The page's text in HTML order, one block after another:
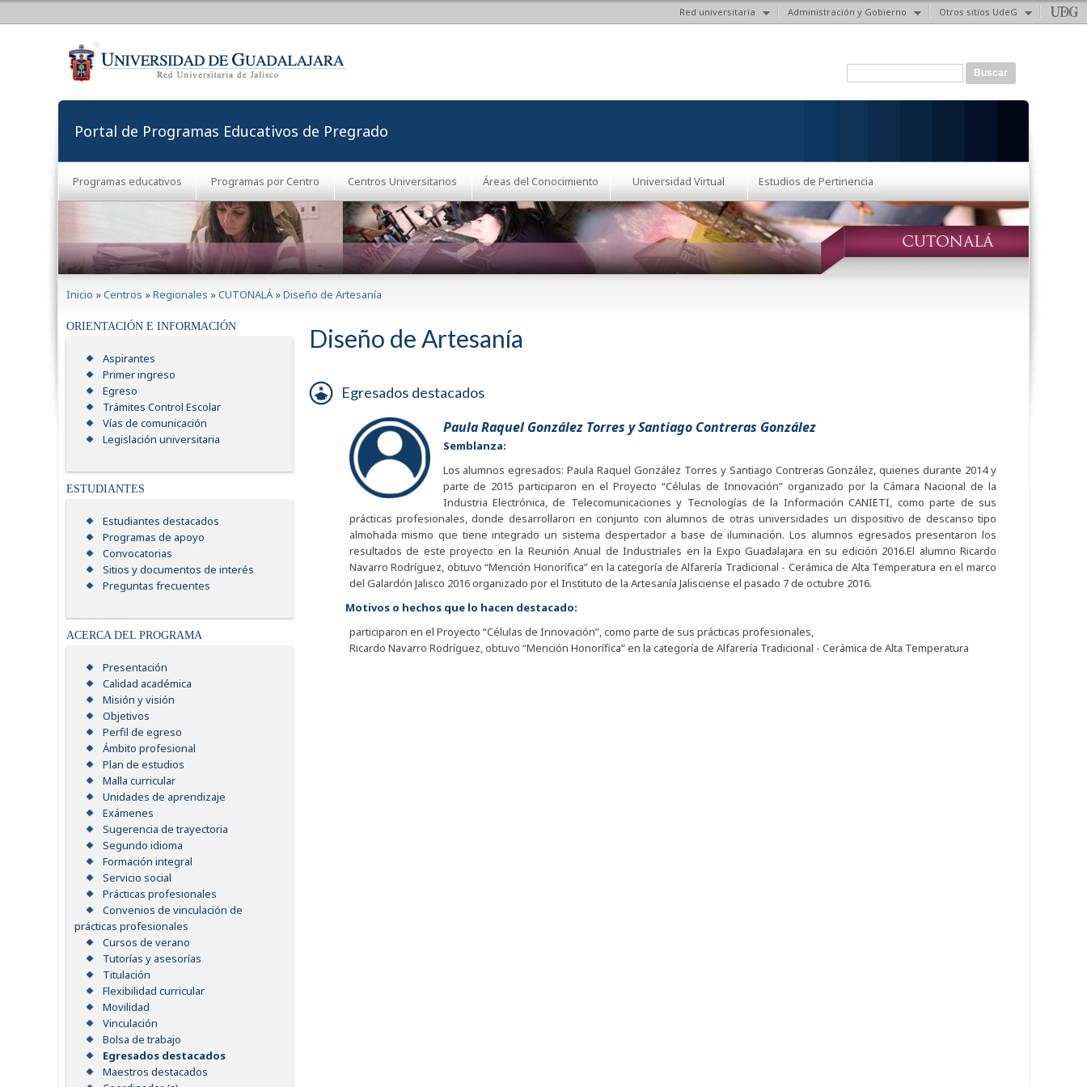
Red universitaria Administración y Gobierno Otros sitios UdeG
Formulario de búsqueda
Portal de Programas Educativos de Pregrado
Programas educativos Programas por Centro Centros Universitarios Áreas del Conocimiento Universidad Virtual Estudios de Pertinencia
Inicio »Centros »Regionales »CUTONALÁ »Diseño de Artesanía
ORIENTACIÓN E INFORMACIÓN
Aspirantes
Primer ingreso
Egreso
Trámites Control Escolar
Vías de comunicación
Legislación universitaria
ESTUDIANTES
Estudiantes destacados
Programas de apoyo
Convocatorias
Sitios y documentos de interés
Preguntas frecuentes
ACERCA DEL PROGRAMA
Presentación
Calidad académica
Misión y visión
Objetivos
Perfil de egreso
Ámbito profesional
Plan de estudios
Malla curricular
Unidades de aprendizaje
Exámenes
Sugerencia de trayectoria
Segundo idioma
Formación integral
Servicio social
Prácticas profesionales
Convenios de vinculación de
prácticas profesionales
Cursos de verano
Tutorías y asesorías
Titulación
Flexibilidad curricular
Movilidad
Vinculación
Bolsa de trabajo
Egresados destacados
Maestros destacados
Diseño de Artesanía
Egresados destacados
Paula Raquel González Torres y Santiago Contreras González
Semblanza:
Los alumnos egresados: Paula Raquel González Torres y Santiago Contreras González, quienes durante 2014 y
parte de 2015 participaron en el Proyecto “Células de Innovación” organizado por la Cámara Nacional de la
Industria Electrónica, de Telecomunicaciones y Tecnologías de la Información CANIETI, como parte de sus
prácticas profesionales, donde desarrollaron en conjunto con alumnos de otras universidades un dispositivo de descanso tipo
almohada mismo que tiene integrado un sistema despertador a base de iluminación. Los alumnos egresados presentaron los
resultados de este proyecto en la Reunión Anual de Industriales en la Expo Guadalajara en su edición 2016.El alumno Ricardo
Navarro Rodríguez, obtuvo “Mención Honorífica” en la categoría de Alfarería Tradicional - Cerámica de Alta Temperatura en el marco
del Galardón Jalisco 2016 organizado por el Instituto de la Artesanía Jalisciense el pasado 7 de octubre 2016.
Motivos o hechos que lo hacen destacado:
participaron en el Proyecto “Células de Innovación”, como parte de sus prácticas profesionales,
Ricardo Navarro Rodríguez, obtuvo “Mención Honorífica” en la categoría de Alfarería Tradicional - Cerámica de Alta Temperatura